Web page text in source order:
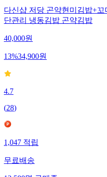
다신샵 저당 곤약현미김밥+꼬
단관리 냉동김밥 곤약김밥
40,000원
13%34,900원
4.7
(28)
1,047적립
무료배송